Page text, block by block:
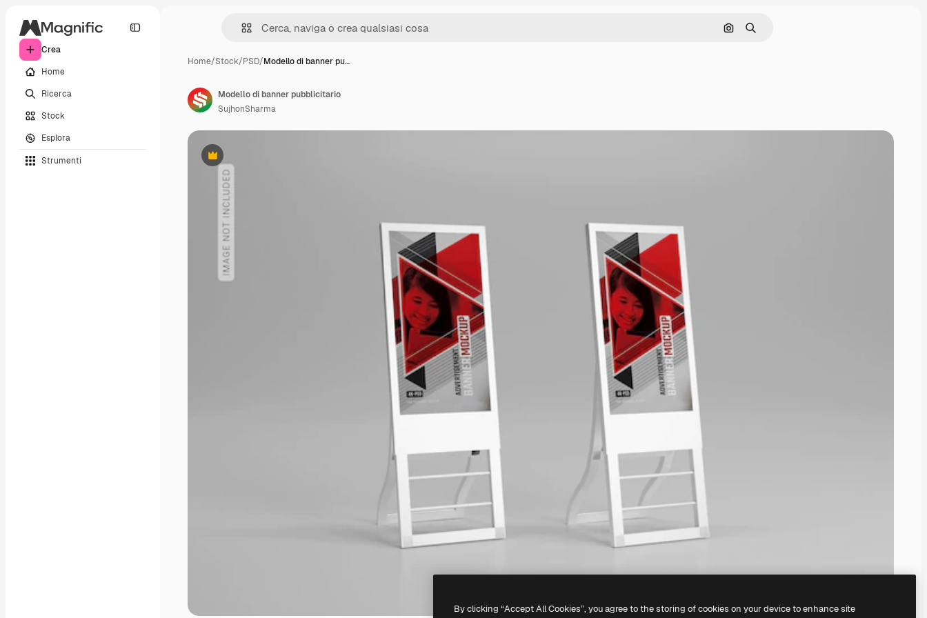
Crea
Home
Ricerca
Stock
Esplora
Strumenti
Cerca per immagine
Ricerca
Home/Stock/PSD/Modello di banner pu…
Premium
Modello di banner pubblicitario
SujhonSharma
By clicking “Accept All Cookies”, you agree to the storing of cookies on your device to enhance site